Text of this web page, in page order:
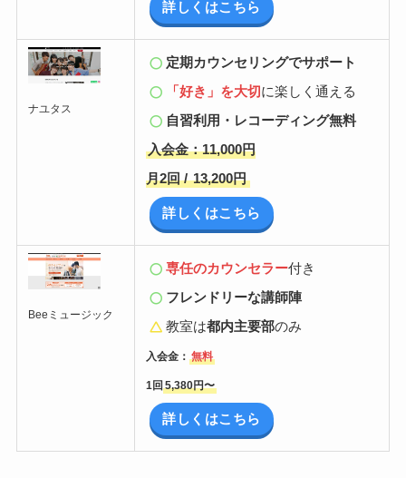
詳しくはこちら
ナユタス
定期カウンセリングでサポート
「好き」を大切に楽しく通える
自習利用・レコーディング無料
入会金：11,000円
月2回 /13,200円
詳しくはこちら
Beeミュージック
専任のカウンセラー付き
フレンドリーな講師陣
教室は都内主要部のみ
入会金： 無料
1回 5,380円〜
詳しくはこちら